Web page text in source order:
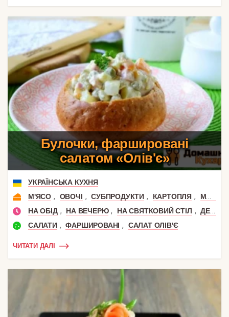
Булочки, фаршировані
салатом «Олів'є»
УКРАЇНСЬКА КУХНЯ
М'ЯСО , ОВОЧІ , СУБПРОДУКТИ , КАРТОПЛЯ ,
МОРКВА
НА ОБІД , НА ВЕЧЕРЮ , НА СВЯТКОВИЙ СТІЛ , ДЕНЬ НАРОДЖЕННЯ
САЛАТИ , ФАРШИРОВАНІ , САЛАТ ОЛІВ'Є
ЧИТАТИ ДАЛІ